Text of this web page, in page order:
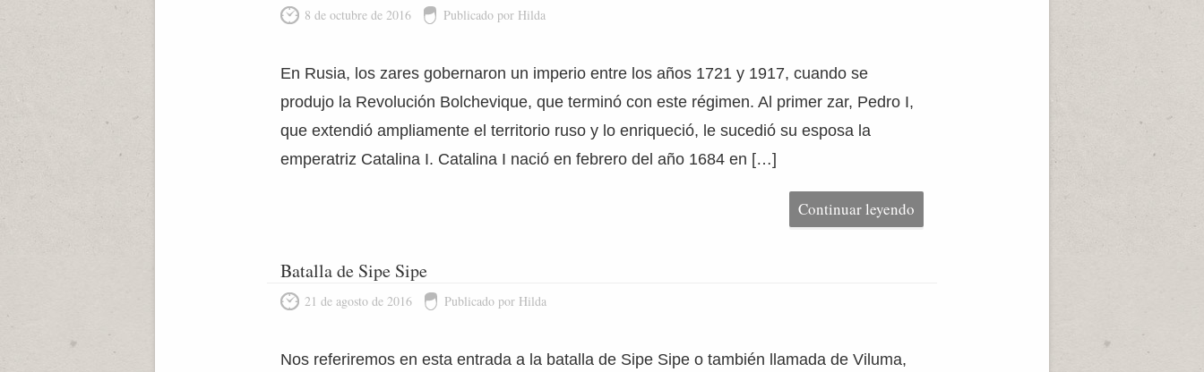
8 de octubre de 2016 Publicado por Hilda
En Rusia, los zares gobernaron un imperio entre los años 1721 y 1917, cuando se
produjo la Revolución Bolchevique, que terminó con este régimen. Al primer zar, Pedro I,
que extendió ampliamente el territorio ruso y lo enriqueció, le sucedió su esposa la
emperatriz Catalina I. Catalina I nació en febrero del año 1684 en […]
Continuar leyendo
Batalla de Sipe Sipe
21 de agosto de 2016 Publicado por Hilda
Nos referiremos en esta entrada a la batalla de Sipe Sipe o también llamada de Viluma,